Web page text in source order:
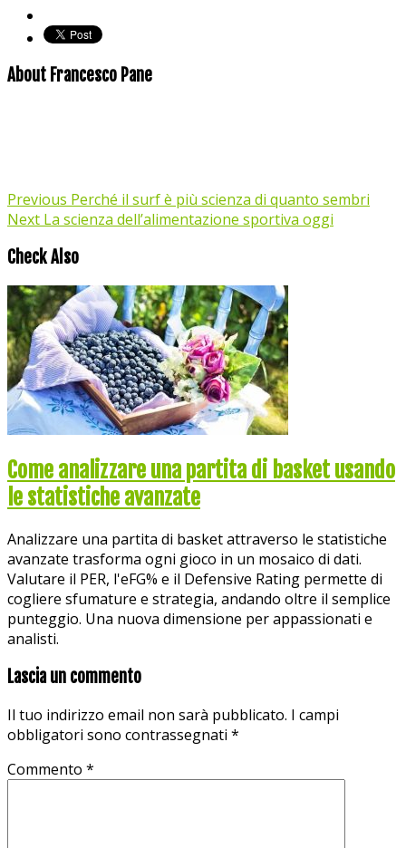
About Francesco Pane
Previous Perché il surf è più scienza di quanto sembri
Next La scienza dell’alimentazione sportiva oggi
Check Also
Come analizzare una partita di basket usando
le statistiche avanzate
Analizzare una partita di basket attraverso le statistiche
avanzate trasforma ogni gioco in un mosaico di dati.
Valutare il PER, l'eFG% e il Defensive Rating permette di
cogliere sfumature e strategia, andando oltre il semplice
punteggio. Una nuova dimensione per appassionati e
analisti.
Lascia un commento
Il tuo indirizzo email non sarà pubblicato. I campi
obbligatori sono contrassegnati *
Commento *